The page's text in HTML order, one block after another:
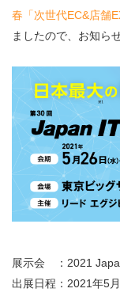
春「次世代EC&店舗
ましたので、お知ら
展示会 ：2021
出展日程：2021年5